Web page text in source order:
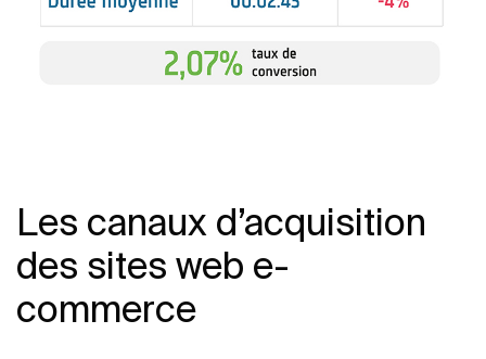
Les canaux d’acquisition
des sites web e-
commerce